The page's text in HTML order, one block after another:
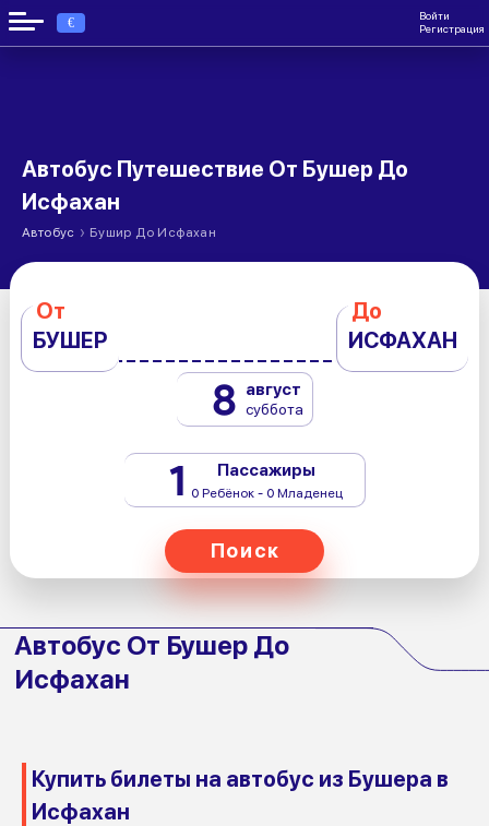
€
Войти
Регистрация
Автобус Путешествие От Бушер До
Исфахан
Автобус › Бушир До Исфахан
От
БУШЕР
До
ИСФАХАН
8 август
суббота
1 Пассажиры
0 Ребёнок - 0 Младенец
Поиск
Автобус От Бушер До
Исфахан
Купить билеты на автобус из Бушера в
Исфахан